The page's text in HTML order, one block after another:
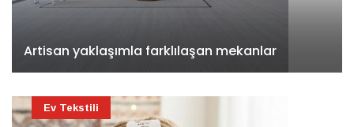
Artisan yaklaşımla farklılaşan mekanlar
Ev Tekstili